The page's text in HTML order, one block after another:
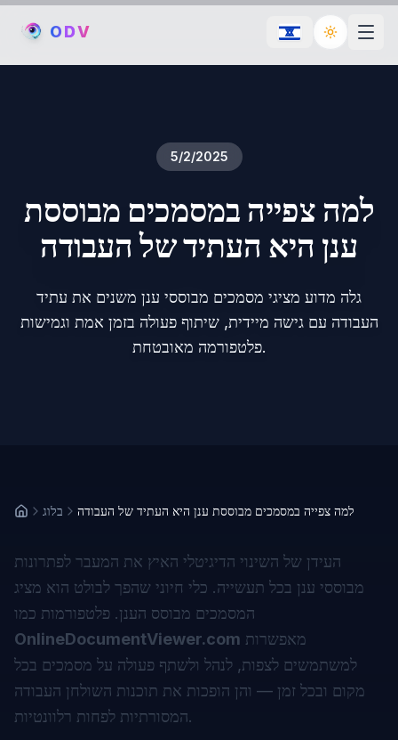
ODV Toggle
5/2/2025
למה צפייה במסמכים מבוססת
ענן היא העתיד של העבודה
גלה מדוע מציגי מסמכים מבוססי ענן משנים את עתיד
העבודה עם גישה מיידית, שיתוף פעולה בזמן אמת וגמישות
פלטפורמה מאובטחת.
בלוג למה צפייה במסמכים מבוססת ענן היא העתיד של העבודה
העידן של השינוי הדיגיטלי האיץ את המעבר לפתרונות
מבוססי ענן בכל תעשייה. כלי חיוני שהפך לבולט הוא מציג
המסמכים מבוסס הענן. פלטפורמות כמו
OnlineDocumentViewer.com
למשתמשים לצפות, לנהל ולשתף פעולה על מסמכים בכל
מקום ובכל זמן — והן הופכות את תוכנות השולחן העבודה
המסורתיות לפחות רלוונטיות.